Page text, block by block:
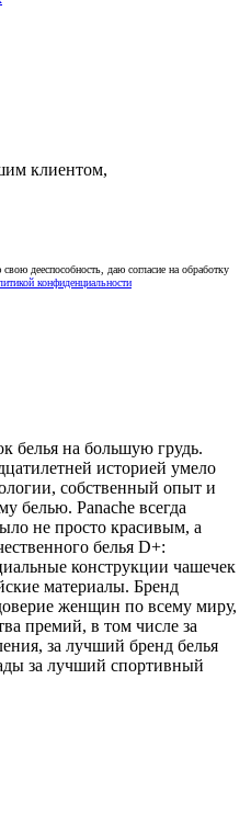
клиентом,
дееспособность, даю согласие на обработку
конфиденциальности
белья на большую грудь.
историей умело
собственный опыт и
белью. Panache всегда
не просто красивым, а
белья D+:
конструкции чашечек
материалы. Бренд
женщин по всему миру,
премий, в том числе за
за лучший бренд белья
за лучший спортивный